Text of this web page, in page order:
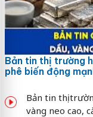
Bản tin thị trường
phê biến động
Bản tin thị
vàng neo cao,